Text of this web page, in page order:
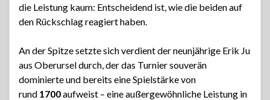
die Leistung kaum: Entscheidend ist, wie die beiden auf
den Rückschlag reagiert haben.
An der Spitze setzte sich verdient der neunjährige Erik Ju
aus Oberursel durch, der das Turnier souverän
dominierte und bereits eine Spielstärke von
rund 1700aufweist – eine außergewöhnliche Leistung in